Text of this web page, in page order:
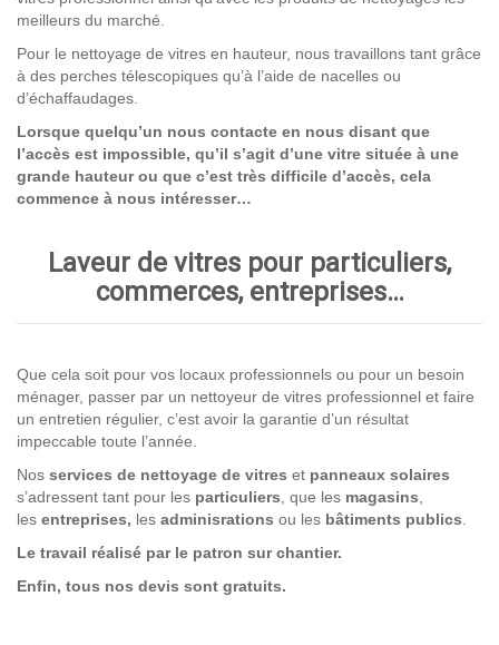
meilleurs du marché.
Pour le nettoyage de vitres en hauteur, nous travaillons tant grâce
à des perches télescopiques qu’à l’aide de nacelles ou
d’échaffaudages.
Lorsque quelqu’un nous contacte en nous disant que
l’accès est impossible, qu’il s’agit d’une vitre située à une
grande hauteur ou que c’est très difficile d’accès, cela
commence à nous intéresser…
Laveur de vitres pour particuliers,
commerces, entreprises…
Que cela soit pour vos locaux professionnels ou pour un besoin
ménager, passer par un nettoyeur de vitres professionnel et faire
un entretien régulier, c’est avoir la garantie d’un résultat
impeccable toute l’année.
Nos services de nettoyage de vitres et panneaux solaires
s’adressent tant pour les particuliers , que les magasins
les entreprises, les adminisrations ou les bâtiments publics
Le travail réalisé par le patron sur chantier.
Enfin, tous nos devis sont gratuits.